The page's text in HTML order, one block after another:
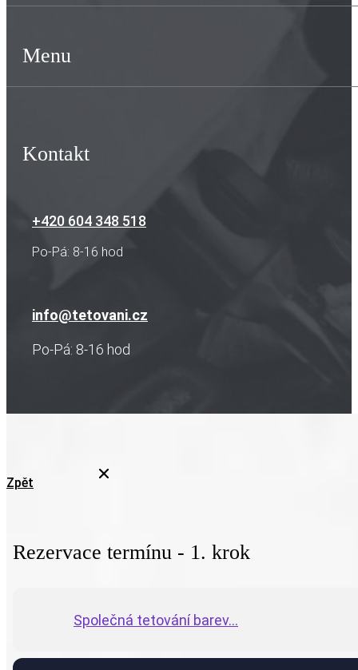
Menu
Kontakt
+420 604 348 518
Po-Pá: 8-16 hod
info@tetovani.cz
Po-Pá: 8-16 hod
Zpět
Rezervace termínu - 1. krok
Společná tetování barev...